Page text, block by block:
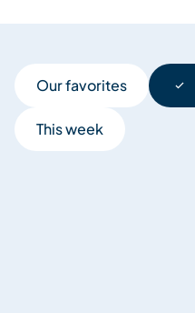
Our favorites
This week